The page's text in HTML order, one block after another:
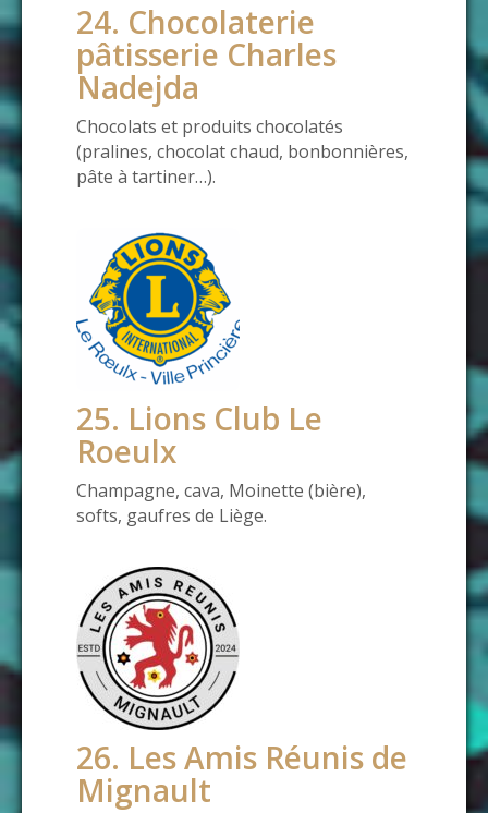
24. Chocolaterie
pâtisserie Charles
Nadejda
Chocolats et produits chocolatés
(pralines, chocolat chaud, bonbonnières,
pâte à tartiner…).
25. Lions Club Le
Roeulx
Champagne, cava, Moinette (bière),
softs, gaufres de Liège.
26. Les Amis Réunis de
Mignault